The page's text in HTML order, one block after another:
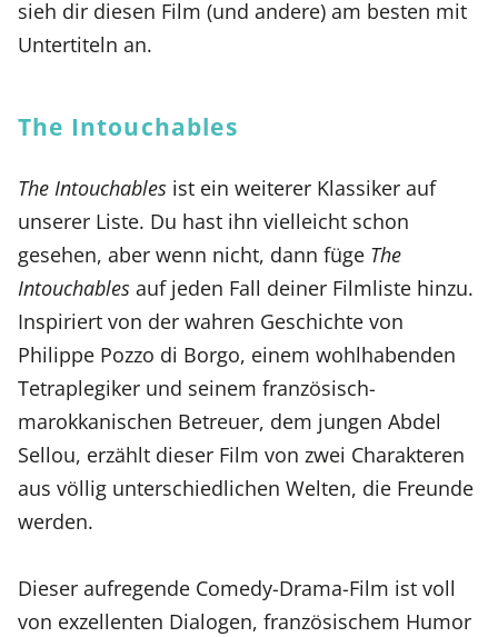
sieh dir diesen Film (und andere) am besten mit
Untertiteln an.
The Intouchables
The Intouchables ist ein weiterer Klassiker auf
unserer Liste. Du hast ihn vielleicht schon
gesehen, aber wenn nicht, dann füge The
Intouchables auf jeden Fall deiner Filmliste hinzu.
Inspiriert von der wahren Geschichte von
Philippe Pozzo di Borgo, einem wohlhabenden
Tetraplegiker und seinem französisch-
marokkanischen Betreuer, dem jungen Abdel
Sellou, erzählt dieser Film von zwei Charakteren
aus völlig unterschiedlichen Welten, die Freunde
werden.
Dieser aufregende Comedy-Drama-Film ist voll
von exzellenten Dialogen, französischem Humor